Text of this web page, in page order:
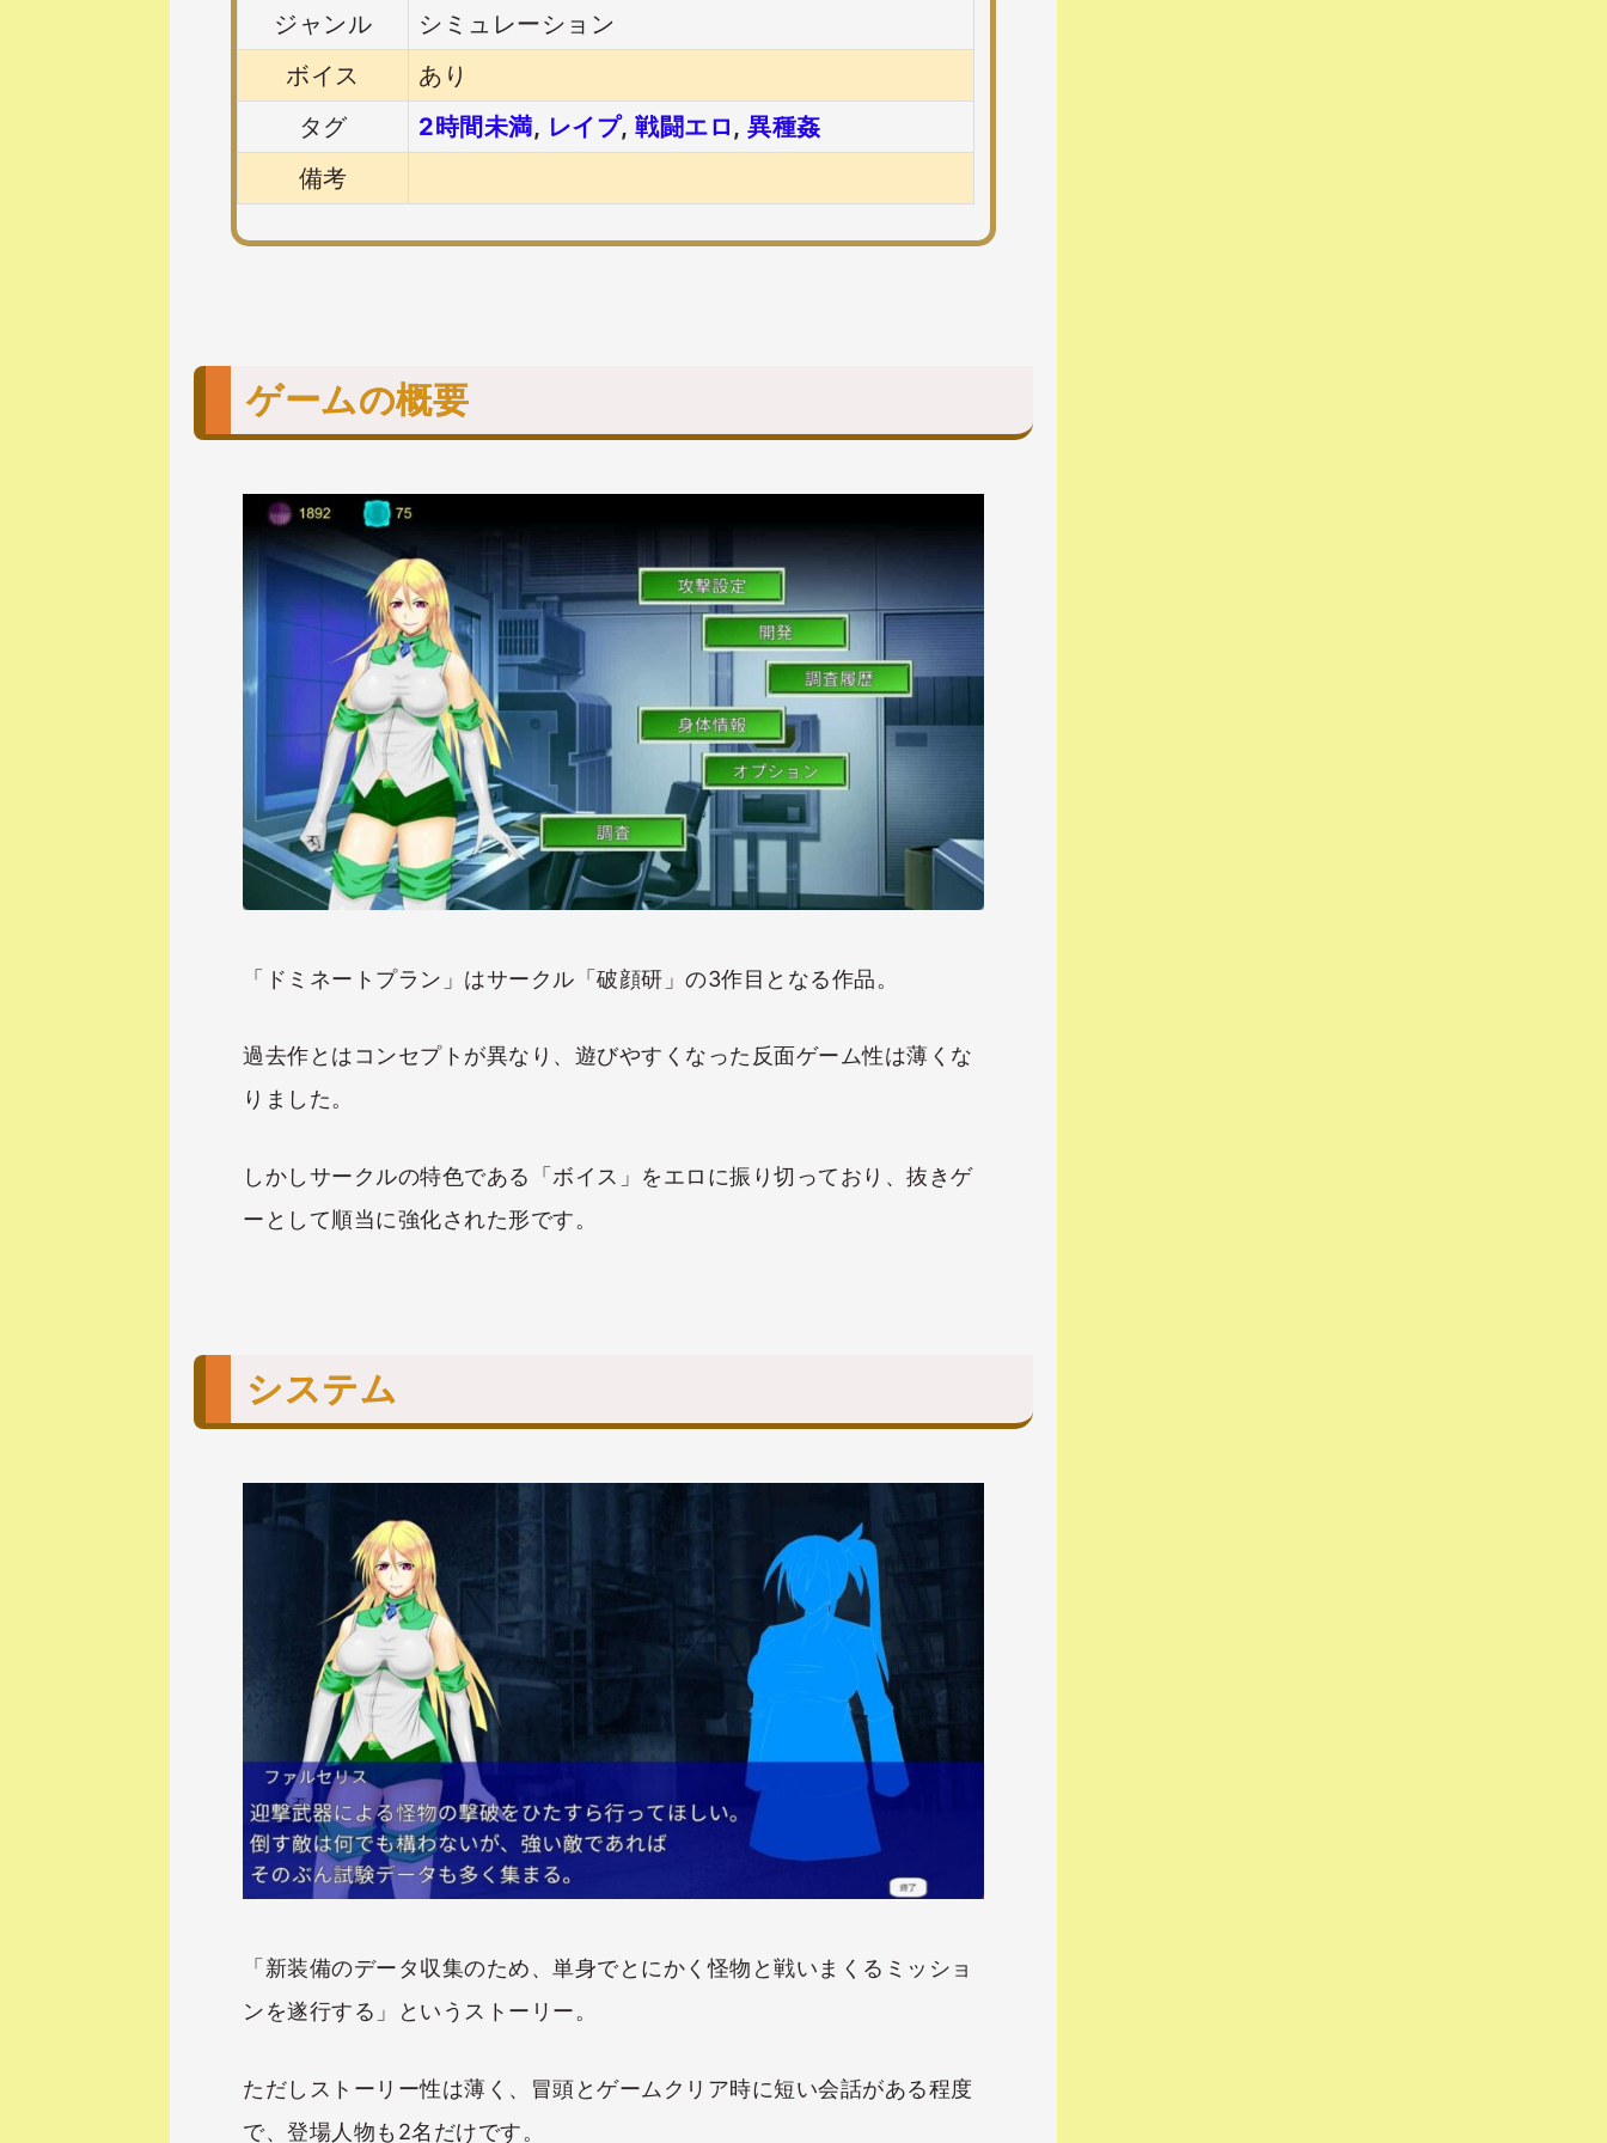
ジャンル
シミュレーション
ボイス
あり
タグ
2時間未満, レイプ, 戦闘エロ , 異種姦
備考
ゲームの概要
「ドミネートプラン」はサークル「破顔研」の3作目となる作品。
過去作とはコンセプトが異なり、遊びやすくなった反面ゲーム性は薄くな
りました。
しかしサークルの特色である「ボイス」をエロに振り切っており、抜きゲ
ーとして順当に強化された形です。
システム
「新装備のデータ収集のため、単身でとにかく怪物と戦いまくるミッショ
ンを遂行する」というストーリー。
ただしストーリー性は薄く、冒頭とゲームクリア時に短い会話がある程度
で、登場人物も2名だけです。